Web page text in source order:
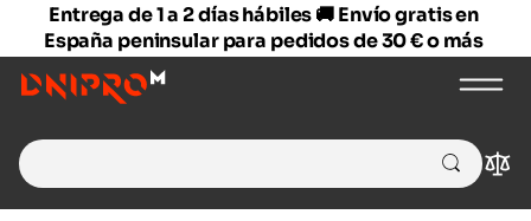
Entrega de 1 a 2 días hábiles 🚚 Envío gratis en
España peninsular para pedidos de 30 € o más
Search
for: